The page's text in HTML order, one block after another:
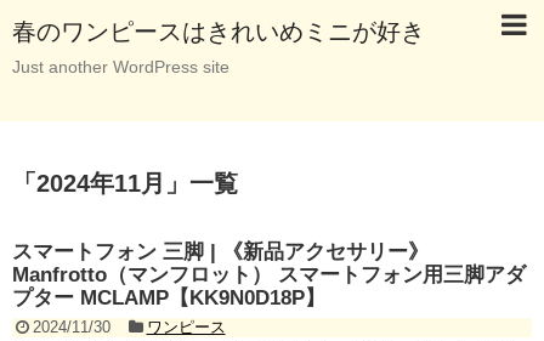
春のワンピースはきれいめミニが好き
Just another WordPress site
「 2024年11月 」 一覧
スマートフォン 三脚 | 《新品アクセサリー》
Manfrotto（マンフロット） スマートフォン用三脚アダ
プター MCLAMP【KK9N0D18P】
2024/11/30
ワンピース